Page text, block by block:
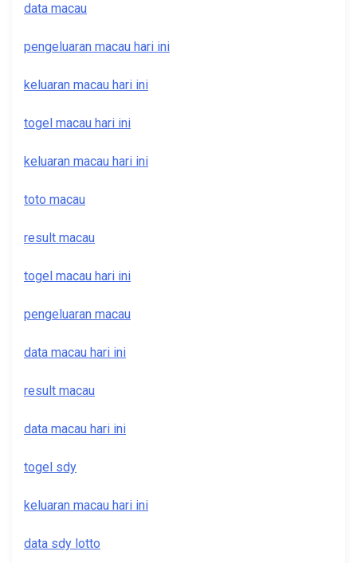
data macau
pengeluaran macau hari ini
keluaran macau hari ini
togel macau hari ini
keluaran macau hari ini
toto macau
result macau
togel macau hari ini
pengeluaran macau
data macau hari ini
result macau
data macau hari ini
togel sdy
keluaran macau hari ini
data sdy lotto